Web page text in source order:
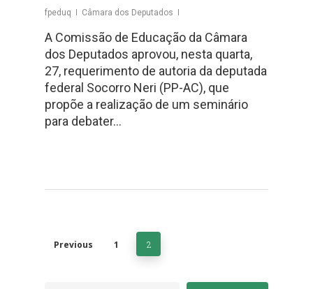
fpeduq Câmara dos Deputados
A Comissão de Educação da Câmara
dos Deputados aprovou, nesta quarta,
27, requerimento de autoria da deputada
federal Socorro Neri (PP-AC), que
propõe a realização de um seminário
para debater…
Previous 1 2